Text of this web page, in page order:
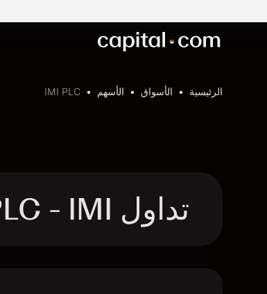
الرئيسية الأسواق الأسهم IMI PLC
تداول IMI PLC - IMI عقد الفروقات